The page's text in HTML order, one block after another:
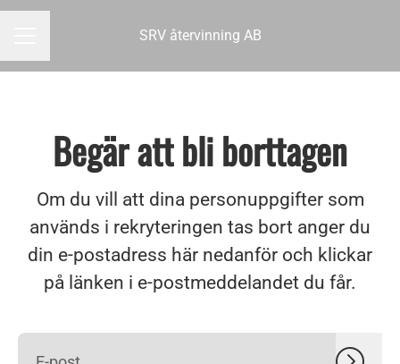
SRV återvinning AB
Begär att bli borttagen
Om du vill att dina personuppgifter som
används i rekryteringen tas bort anger du
din e-postadress här nedanför och klickar
på länken i e-postmeddelandet du får.